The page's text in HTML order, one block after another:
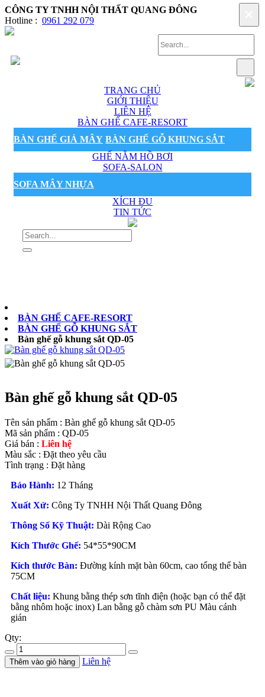
CÔNG TY TNHH NỘI THẤT QUANG ĐÔNG
Hotline : 0961 292 079
TRANG CHỦ
GIỚI THIỆU
LIÊN HỆ
BÀN GHẾ CAFE-RESORT
BÀN GHẾ GIẢ MÂY BÀN GHẾ GỖ KHUNG SẮT
GHẾ NẰM HỒ BƠI
SOFA-SALON
SOFA MÂY NHỰA
XÍCH ĐU
TIN TỨC
BÀN GHẾ CAFE-RESORT
BÀN GHẾ GỖ KHUNG SẮT
Bàn ghế gỗ khung sắt QD-05
Bàn ghế gỗ khung sắt QD-05
Tên sản phẩm : Bàn ghế gỗ khung sắt QD-05
Mã sản phẩm : QD-05
Giá bán : Liên hệ
Màu sắc : Đặt theo yêu cầu
Tình trạng : Đặt hàng
Bảo Hành: 12 Tháng
Xuất Xứ: Công Ty TNHH Nội Thất Quang Đông
Thông Số Kỹ Thuật: Dài Rộng Cao
Kích Thước Ghế: 54*55*90CM
Kích thước Bàn: Đường kính mặt bàn 60cm, cao tổng thể bàn
75CM
Chất liệu: Khung bằng thép sơn tĩnh điện (hoặc bạn có thể đặt
bằng nhôm hoặc inox) Lan bằng gỗ chàm sơn PU Màu cánh
gián
Qty:
Thêm vào giỏ hàng Liên hệ